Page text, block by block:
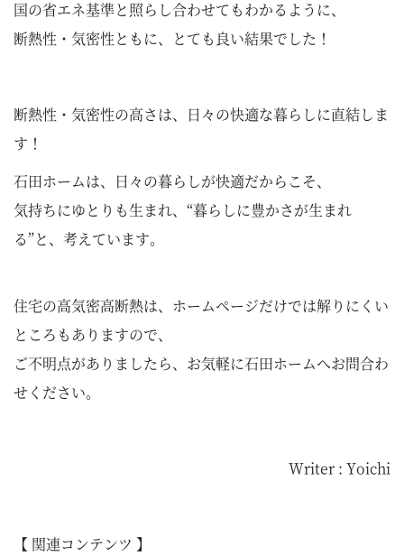
国の省エネ基準と照らし合わせてもわかるように、
断熱性・気密性ともに、とても良い結果でした！
断熱性・気密性の高さは、日々の快適な暮らしに直結しま
す！
石田ホームは、日々の暮らしが快適だからこそ、
気持ちにゆとりも生まれ、“暮らしに豊かさが生まれ
る”と、考えています。
住宅の高気密高断熱は、ホームページだけでは解りにくい
ところもありますので、
ご不明点がありましたら、お気軽に石田ホームへお問合わ
せください。
Writer : Yoichi
【 関連コンテンツ 】